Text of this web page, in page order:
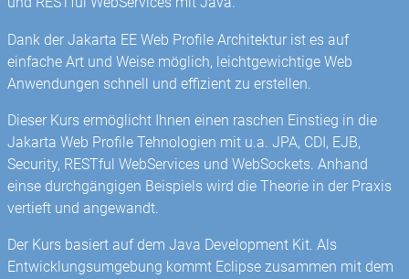
Dank der Jakarta EE Web Profile Architektur ist es auf
einfache Art und Weise möglich, leichtgewichtige Web
Anwendungen schnell und effizient zu erstellen.
Dieser Kurs ermöglicht Ihnen einen raschen Einstieg in die
Jakarta Web Profile Tehnologien mit u.a. JPA, CDI, EJB,
Security, RESTful WebServices und WebSockets. Anhand
einse durchgängigen Beispiels wird die Theorie in der Praxis
vertieft und angewandt.
Der Kurs basiert auf dem Java Development Kit. Als
Entwicklungsumgebung kommt Eclipse zusammen mit dem